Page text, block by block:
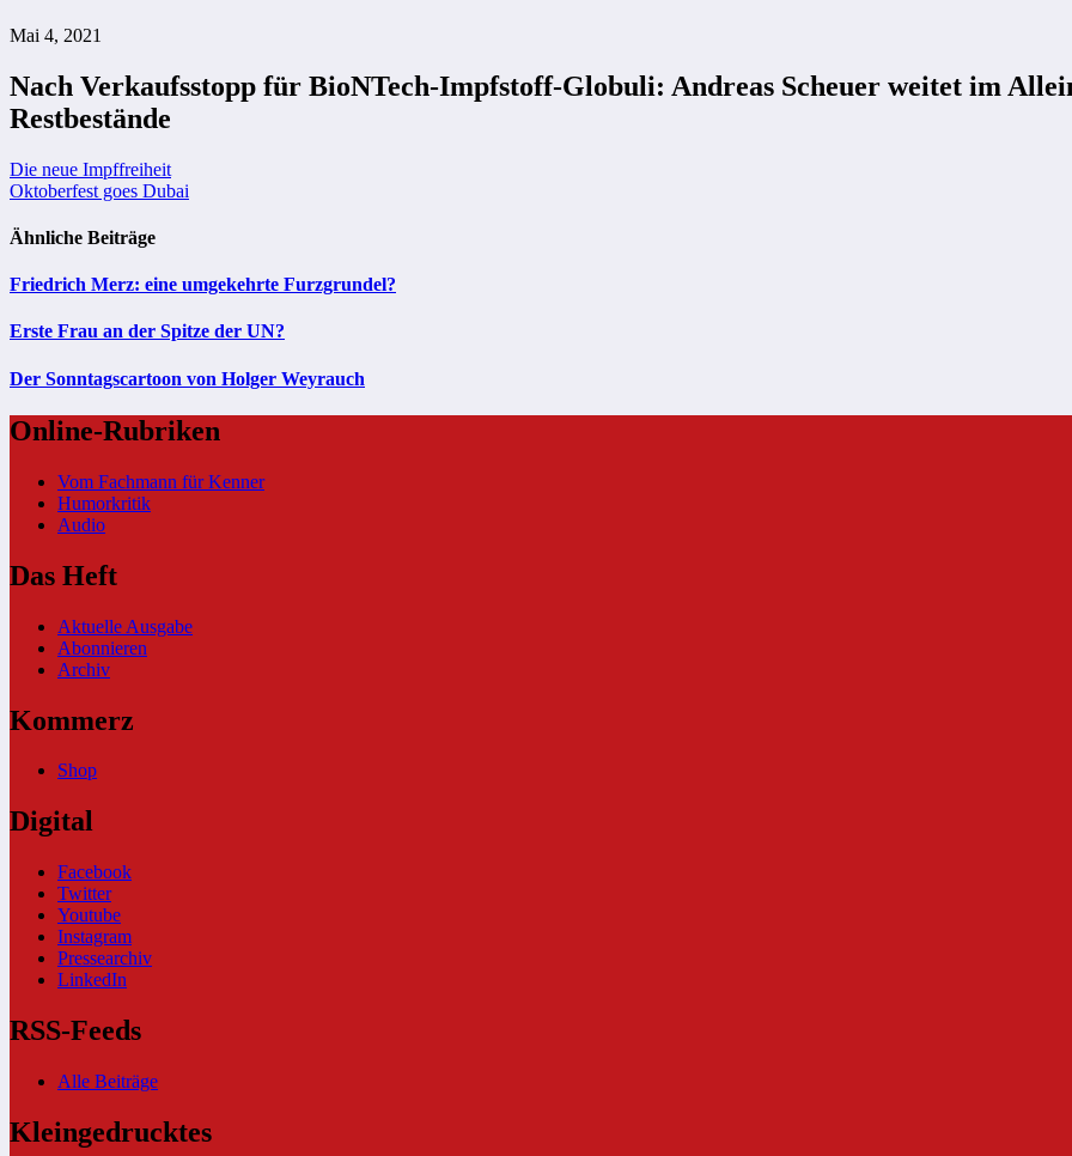
Mai 4, 2021
Nach Verkaufsstopp für BioNTech-Impfstoff-Globuli: Andreas Scheuer weitet im
Restbestände
Beitragsnavigation
Die neue Impffreiheit
Oktoberfest goes Dubai
Ähnliche Beiträge
Friedrich Merz: eine umgekehrte Furzgrundel?
Erste Frau an der Spitze der UN?
Der Sonntagscartoon von Holger Weyrauch
Online-Rubriken
Vom Fachmann für Kenner
Humorkritik
Audio
Das Heft
Aktuelle Ausgabe
Abonnieren
Archiv
Kommerz
Shop
Digital
Facebook
Twitter
Youtube
Instagram
Pressearchiv
LinkedIn
RSS-Feeds
Alle Beiträge
Kleingedrucktes